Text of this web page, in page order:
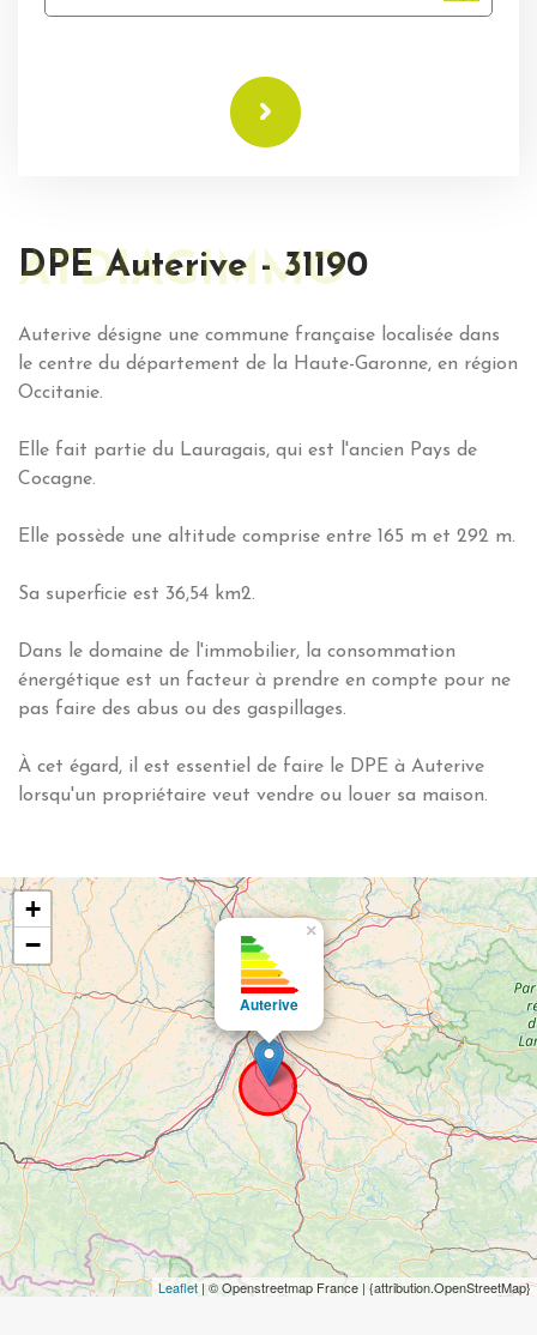
ATDIAGIMMO
DPE Auterive - 31190
Auterive désigne une commune française localisée dans
le centre du département de la Haute-Garonne, en région
Occitanie.
Elle fait partie du Lauragais, qui est l'ancien Pays de
Cocagne.
Elle possède une altitude comprise entre 165 m et 292 m.
Sa superficie est 36,54 km2.
Dans le domaine de l'immobilier, la consommation
énergétique est un facteur à prendre en compte pour ne
pas faire des abus ou des gaspillages.
À cet égard, il est essentiel de faire le DPE à Auterive
lorsqu'un propriétaire veut vendre ou louer sa maison.
Auterive
×
+
−
Leaflet | © Openstreetmap France | {attribution.OpenStreetMap}